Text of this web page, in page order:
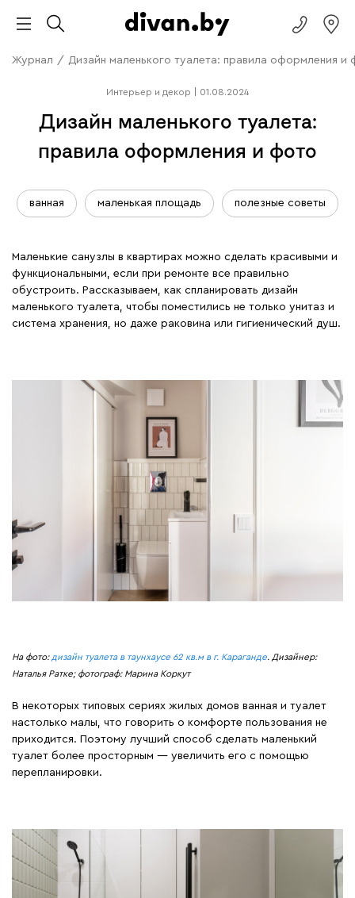
Журнал / Дизайн маленького туалета: правила оформления и
Интерьер и декор 01.08.2024
Дизайн маленького туалета:
правила оформления и фото
ванная маленькая площадь полезные советы
Маленькие санузлы в квартирах можно сделать красивыми и
функциональными, если при ремонте все правильно
обустроить. Рассказываем, как спланировать дизайн
маленького туалета, чтобы поместились не только унитаз и
система хранения, но даже раковина или гигиенический душ.
На фото: дизайн туалета в таунхаусе 62 кв.м в г. Караганде. Дизайнер:
Наталья Ратке; фотограф: Марина Коркут
В некоторых типовых сериях жилых домов ванная и туалет
настолько малы, что говорить о комфорте пользования не
приходится. Поэтому лучший способ сделать маленький
туалет более просторным — увеличить его с помощью
перепланировки.